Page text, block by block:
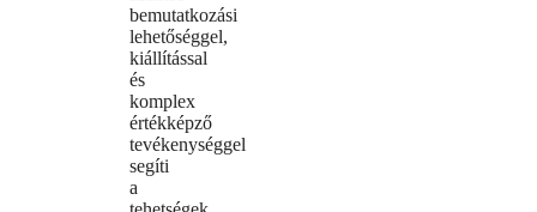
bemutatkozási
lehetőséggel,
kiállítással
és
komplex
értékképző
tevékenységgel
segíti
a